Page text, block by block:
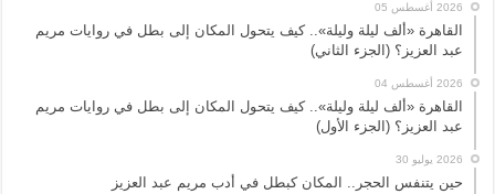
2026 أغسطس 05
القاهرة «ألف ليلة وليلة».. كيف يتحول المكان إلى بطل في روايات مريم
عبد العزيز؟ (الجزء الثاني)
2026 أغسطس 04
القاهرة «ألف ليلة وليلة».. كيف يتحول المكان إلى بطل في روايات مريم
عبد العزيز؟ (الجزء الأول)
2026 يوليو 30
حين يتنفس الحجر.. المكان كبطل في أدب مريم عبد العزيز